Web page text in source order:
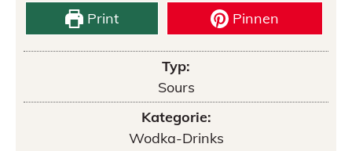
Print Pinnen
Typ:
Sours
Kategorie:
Wodka-Drinks